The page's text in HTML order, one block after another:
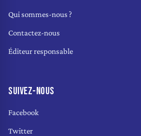
Qui sommes-nous ?
Contactez-nous
Éditeur responsable
SUIVEZ-NOUS
Facebook
Twitter